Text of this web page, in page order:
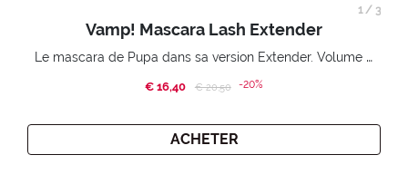
Vamp! Mascara Lash Extender
Le mascara de Pupa dans sa version Extender. Volume extension 3D. Des cils amplifiés et liftés à l’infini.
€ 16,40 Price reduced from
€ 20,50to-20%
ACHETER
1/ 3